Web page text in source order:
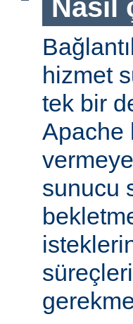
Nasıl
hizmet
tek bir
Apache
sunucu